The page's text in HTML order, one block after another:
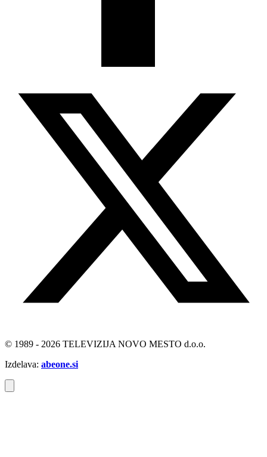
© 1989 - 2026 TELEVIZIJA NOVO MESTO d.o.o.
Izdelava: abeone.si